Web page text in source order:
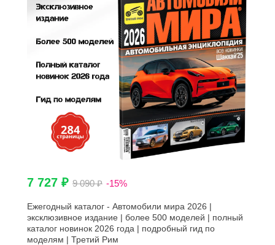
7 727 ₽ 9 090 ₽ -15%
Ежегодный каталог - Автомобили мира 2026 |
эксклюзивное издание | более 500 моделей | полный
каталог новинок 2026 года | подробный гид по
моделям | Третий Рим